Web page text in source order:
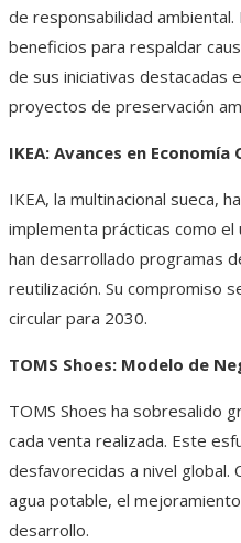
de responsabilidad
beneficios para respaldar
de sus iniciativas destacadas
proyectos de preservación
IKEA: Avances en Economía
IKEA, la multinacional sueca,
implementa prácticas como
han desarrollado programas
reutilización. Su compromiso
circular para 2030.
TOMS Shoes: Modelo de
TOMS Shoes ha sobresalido
cada venta realizada. Este
desfavorecidas a nivel global.
agua potable, el
desarrollo.